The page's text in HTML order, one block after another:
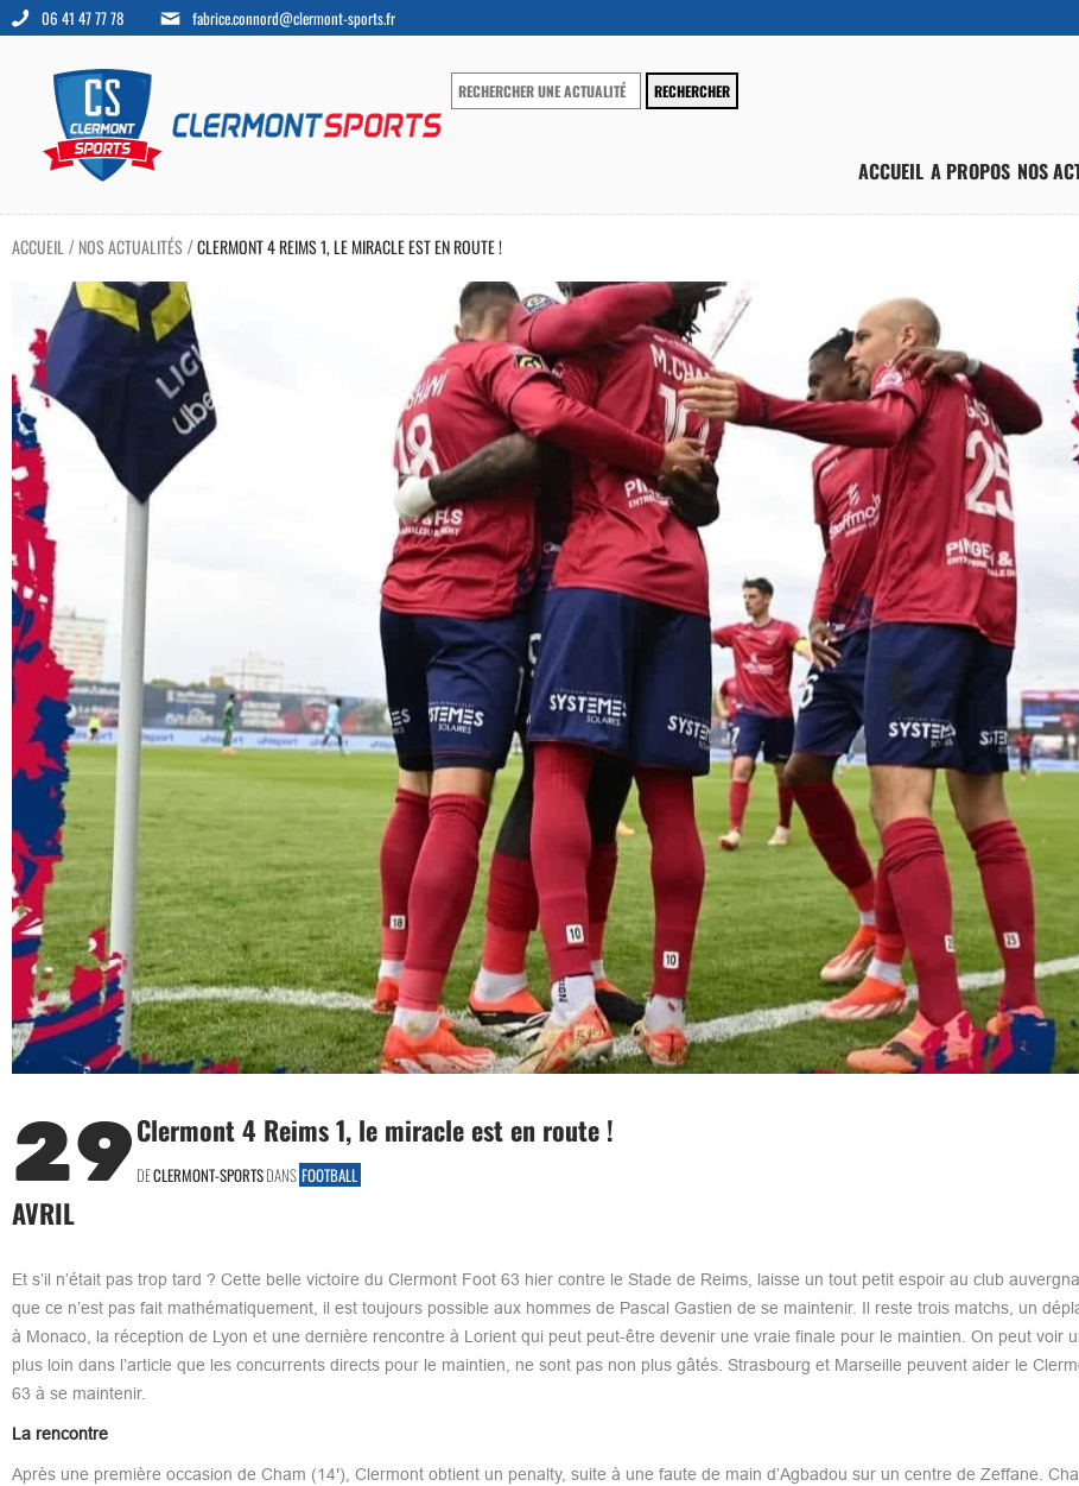
06 41 47 77 78 fabrice.connord@clermont-sports.fr
ACCUEIL A PROPOS NOS
ACCUEIL / NOS ACTUALITÉS/CLERMONT 4 REIMS 1, LE MIRACLE EST EN ROUTE !
29
AVRIL
Clermont 4 Reims 1, le miracle est en route !
DECLERMONT-SPORTSDANS FOOTBALL
Et s’il n’était pas trop tard ? Cette belle victoire du Clermont Foot 63 hier contre le Stade de Reims, laisse un tout petit espoir au club
que ce n’est pas fait mathématiquement, il est toujours possible aux hommes de Pascal Gastien de se maintenir. Il reste trois matchs, un
à Monaco, la réception de Lyon et une dernière rencontre à Lorient qui peut peut-être devenir une vraie finale pour le maintien. On peut voir
plus loin dans l’article que les concurrents directs pour le maintien, ne sont pas non plus gâtés. Strasbourg et Marseille peuvent aider le
63 à se maintenir.​
La rencontre
Après une première occasion de Cham (14′), Clermont obtient un penalty, suite à une faute de main d’Agbadou sur un centre de Zeffane.